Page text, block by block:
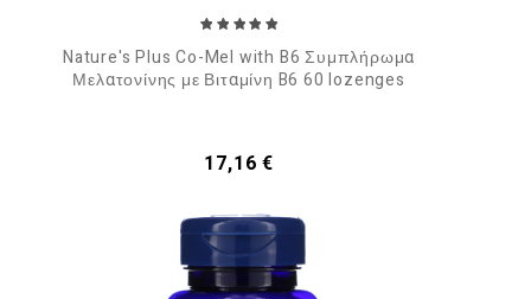
Nature's Plus Co-Mel with B6 Συμπλήρωμα
Μελατονίνης με Βιταμίνη B6 60 lozenges
Τιμή
17,16 €